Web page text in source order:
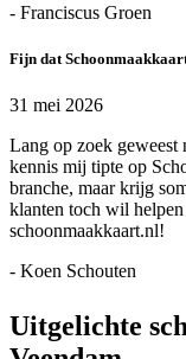
- Franciscus Groen
Fijn dat
31 mei 2026
Lang op zoek geweest
kennis mij tipte op
branche, maar krijg
klanten toch wil
schoonmaakkaart.nl!
- Koen Schouten
Uitgelichte